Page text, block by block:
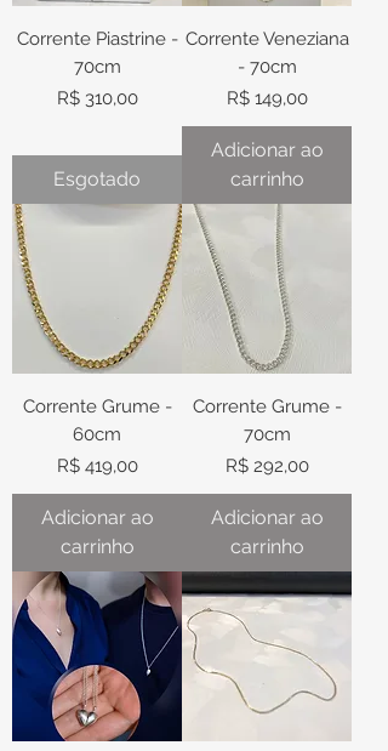
Corrente Piastrine -
70cm
Preço
R$ 310,00
Esgotado
Corrente Veneziana
- 70cm
Preço
R$ 149,00
Adicionar ao
carrinho
Corrente Grume -
60cm
Preço
R$ 419,00
Adicionar ao
carrinho
Corrente Grume -
70cm
Preço
R$ 292,00
Adicionar ao
carrinho